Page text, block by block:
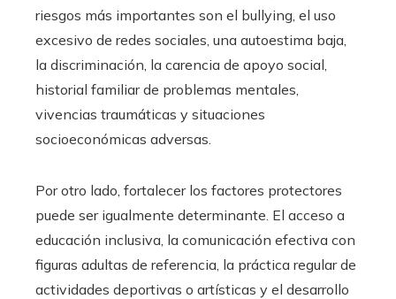
riesgos más importantes son el bullying, el uso
excesivo de redes sociales, una autoestima baja,
la discriminación, la carencia de apoyo social,
historial familiar de problemas mentales,
vivencias traumáticas y situaciones
socioeconómicas adversas.
Por otro lado, fortalecer los factores protectores
puede ser igualmente determinante. El acceso a
educación inclusiva, la comunicación efectiva con
figuras adultas de referencia, la práctica regular de
actividades deportivas o artísticas y el desarrollo